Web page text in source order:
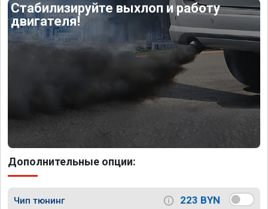
Стабилизируйте выхлоп и работу
двигателя!
Дополнительные опции:
Чип тюнинг 223 BYN